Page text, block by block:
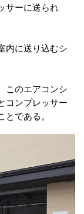
サーに送られ
内に送り込むシ
このエアコンシ
コンプレッサー
である。